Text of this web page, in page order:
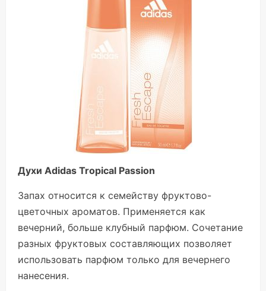
Духи Adidas Tropical Passion
Запах относится к семейству фруктово-
цветочных ароматов. Применяется как
вечерний, больше клубный парфюм. Сочетание
разных фруктовых составляющих позволяет
использовать парфюм только для вечернего
нанесения.